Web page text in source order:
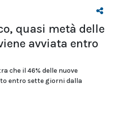
quasi metà delle
avviata entro
che il 46% delle nuove
entro sette giorni dalla